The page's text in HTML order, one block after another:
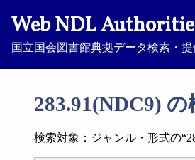
Web NDL
国立国会図書館典拠データ検索・
283.91(NDC9)
検索対象：ジャンル・形式の